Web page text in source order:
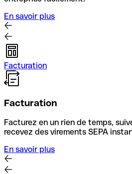
En savoir plus
Facturation
Facturation
Facturez en un rien de temps,
recevez des virements SEPA
En savoir plus